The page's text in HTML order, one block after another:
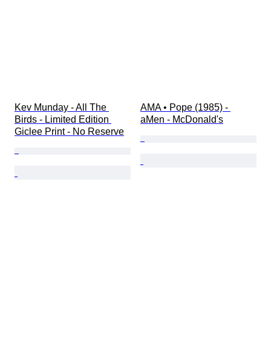
Kev Munday - All The
Birds - Limited Edition
Giclee Print - No Reserve
AMA • Pope (1985) -
aMen - McDonald's